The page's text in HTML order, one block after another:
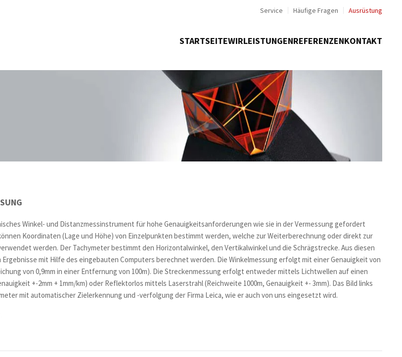
Service Häufige Fragen Ausrüstung
STARTSEITEWIRLEISTUNGENREFERENZENKONTAKT
Winkel- und Distanzmessinstrument für hohe Genauigkeitsanforderungen wie sie in der Vermessung gefordert
Koordinaten (Lage und Höhe) von Einzelpunkten bestimmt werden, welche zur Weiterberechnung oder direkt zur
werden. Der Tachymeter bestimmt den Horizontalwinkel, den Vertikalwinkel und die Schrägstrecke. Aus diesen
mit Hilfe des eingebauten Computers berechnet werden. Die Winkelmessung erfolgt mit einer Genauigkeit von
von 0,9mm in einer Entfernung von 100m). Die Streckenmessung erfolgt entweder mittels Lichtwellen auf einen
+-2mm + 1mm/km) oder Reflektorlos mittels Laserstrahl (Reichweite 1000m, Genauigkeit +- 3mm). Das Bild links
mit automatischer Zielerkennung und -verfolgung der Firma Leica, wie er auch von uns eingesetzt wird.